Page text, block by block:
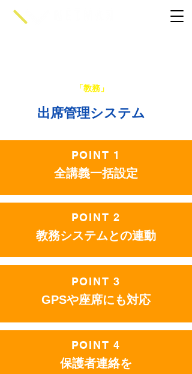
「教務」
出席管理システム
POINT 1
全講義一括設定
POINT 2
教務システムとの連動
POINT 3
GPSや座席にも対応
POINT 4
保護者連絡を